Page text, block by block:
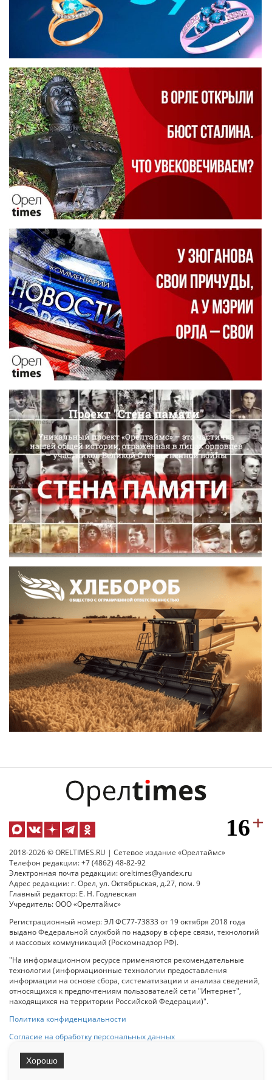
2018-2026 © ORELTIMES.RU | Сетевое издание «Орелтаймс»
Телефон редакции: +7 (4862) 48-82-92
Электронная почта редакции: oreltimes@yandex.ru
Адрес редакции: г. Орел, ул. Октябрьская, д.27, пом. 9
Главный редактор: Е. Н. Годлевская
Учредитель: ООО «Орелтаймс»
Регистрационный номер: ЭЛ ФС77-73833 от 19 октября 2018 года
выдано Федеральной службой по надзору в сфере связи, технологий
и массовых коммуникаций (Роскомнадзор РФ).
"На информационном ресурсе применяются рекомендательные
технологии (информационные технологии предоставления
информации на основе сбора, систематизации и анализа сведений,
относящихся к предпочтениям пользователей сети "Интернет",
находящихся на территории Российской Федерации)".
Политика конфиденциальности
Согласие на обработку персональных данных
При использовании любого материала с данного сайта гипер-ссылка
Хорошо